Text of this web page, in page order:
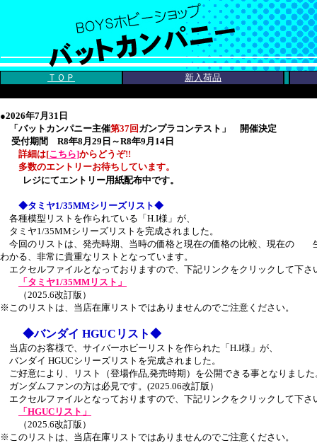
ＴＯＰ 新入荷品
●2026年7月31日
「バットカンパニー主催第37回 ガンプラコンテスト」 開催決定
受付期間 R8年8月29日～R8年9月14日
詳細は[こちら]からどうぞ!!
多数のエントリーお待ちしています。
レジにてエントリー用紙配布中です。
◆タミヤ1/35MMシリーズリスト◆
各種模型リストを作られている「H.I様」が、
タミヤ1/35MMシリーズリストを完成されました。
今回のリストは、発売時期、当時の価格と現在の価格の比較、現在の
わかる、非常に貴重なリストとなっています。
エクセルファイルとなっておりますので、下記リンクをクリックして下さ
「タミヤ1/35MMリスト」
（2025.6改訂版）
※このリストは、当店在庫リストではありませんのでご注意ください。
◆バンダイ HGUCリスト◆
当店のお客様で、サイバーホビーリストを作られた「H.I様」が、
バンダイ HGUCシリーズリストを完成されました。
ご好意により、リスト（登場作品,発売時期）を公開できる事となりました
ガンダムファンの方は必見です。(2025.06改訂版）
エクセルファイルとなっておりますので、下記リンクをクリックして下さ
「HGUCリスト」
（2025.6改訂版）
※このリストは、当店在庫リストではありませんのでご注意ください。